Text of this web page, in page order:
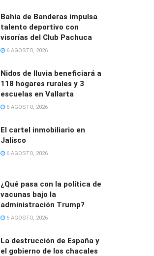
Bahía de Banderas impulsa
talento deportivo con
visorías del Club Pachuca
6 AGOSTO, 2026
Nidos de lluvia beneficiará a
118 hogares rurales y 3
escuelas en Vallarta
6 AGOSTO, 2026
El cartel inmobiliario en
Jalisco
6 AGOSTO, 2026
¿Qué pasa con la política de
vacunas bajo la
administración Trump?
6 AGOSTO, 2026
La destrucción de España y
el gobierno de los chacales